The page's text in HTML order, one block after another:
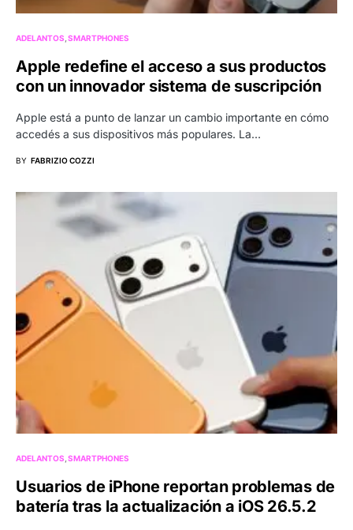
ADELANTOS SMARTPHONES
Apple redefine el acceso a sus productos
con un innovador sistema de suscripción
Apple está a punto de lanzar un cambio importante en cómo
accedés a sus dispositivos más populares. La…
BY FABRIZIO COZZI
ADELANTOS SMARTPHONES
Usuarios de iPhone reportan problemas de
batería tras la actualización a iOS 26.5.2